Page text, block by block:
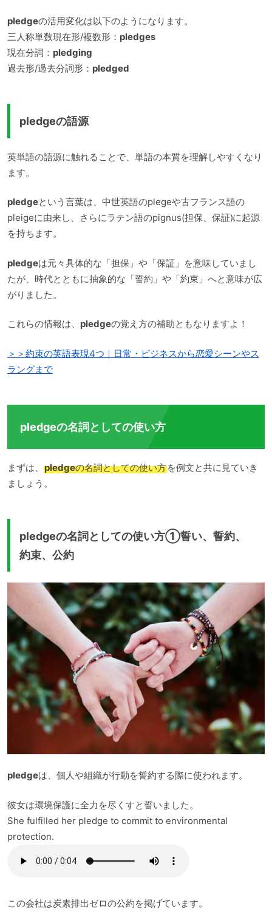
pledgeの活用変化は以下のようになります。
三人称単数現在形/複数形： pledges
現在分詞： pledging
過去形/過去分詞形： pledged
pledgeの語源
英単語の語源に触れることで、単語の本質を理解しやすくなり
ます。
pledgeという言葉は、中世英語のplegeや古フランス語の
pleigeに由来し、さらにラテン語のpignus(担保、保証)に起源
を持ちます。
pledgeは元々具体的な「担保」や「保証」を意味していまし
たが、時代とともに抽象的な「誓約」や「約束」へと意味が広
がりました。
これらの情報は、 pledgeの覚え方の補助ともなりますよ！
＞＞約束の英語表現4つ｜日常・ビジネスから恋愛シーンやス
ラングまで
pledgeの名詞としての使い方
まずは、 pledgeの名詞としての使い方を例文と共に見ていき
ましょう。
pledgeの名詞としての使い方①誓い、誓約、
約束、公約
pledgeは、個人や組織が行動を誓約する際に使われます。
彼女は環境保護に全力を尽くすと誓いました。
She fulfilled her pledge to commit to environmental
protection.
この会社は炭素排出ゼロの公約を掲げています。